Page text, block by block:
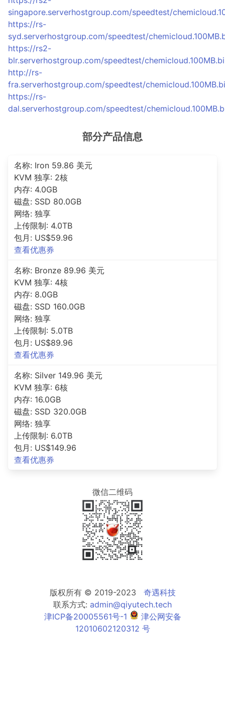
singapore.serverhostgroup.com/speedtest/
https://rs-
syd.serverhostgroup.com/speedtest/
https://rs2-
blr.serverhostgroup.com/speedtest/
http://rs-
fra.serverhostgroup.com/speedtest/
https://rs-
dal.serverhostgroup.com/speedtest/
部分产品信息
名称: Iron 59.86 美元
KVM 独享: 2核
内存: 4.0GB
磁盘: SSD 80.0GB
网络: 独享
上传限制: 4.0TB
包月: US$59.96
查看优惠券
名称: Bronze 89.96 美元
KVM 独享: 4核
内存: 8.0GB
磁盘: SSD 160.0GB
网络: 独享
上传限制: 5.0TB
包月: US$89.96
查看优惠券
名称: Silver 149.96 美元
KVM 独享: 6核
内存: 16.0GB
磁盘: SSD 320.0GB
网络: 独享
上传限制: 6.0TB
包月: US$149.96
查看优惠券
微信二维码
版权所有 © 2019-2023 奇遇科技
联系方式: admin@qiyutech.tech
津ICP备20005561号-1
津公网安备
12010602120312 号